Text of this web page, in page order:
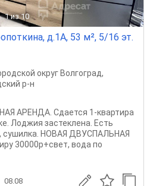
1 из 10
д.1А, 53 м², 5/16 эт.
округ Волгоград,
р-н
АРЕНДА. Сдается 1-квартира
Лоджия застеклена. Есть
сушилка. НОВАЯ ДВУСПАЛЬНАЯ
30000р+свет, вода по
08.08